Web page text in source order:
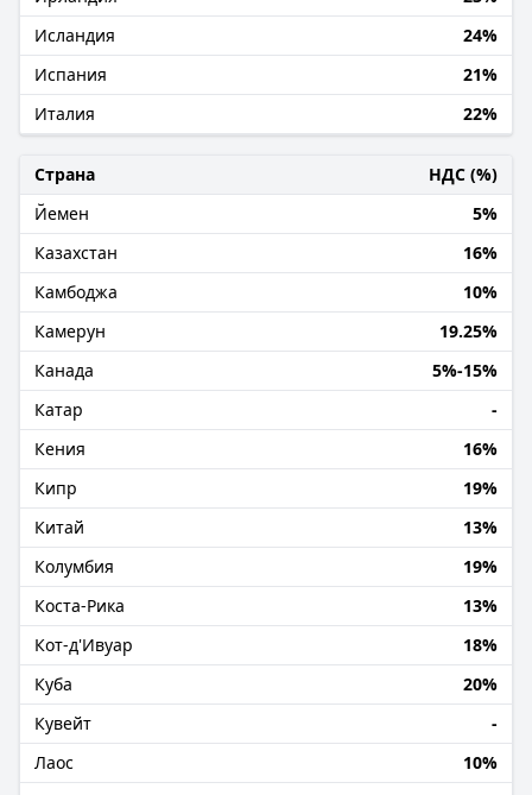
Исландия
24%
Испания
21%
Италия
22%
Страна
НДС (%)
Йемен
5%
Казахстан
16%
Камбоджа
10%
Камерун
19.25%
Канада
5%-15%
Катар
-
Кения
16%
Кипр
19%
Китай
13%
Колумбия
19%
Коста-Рика
13%
Кот-д'Ивуар
18%
Куба
20%
Кувейт
-
Лаос
10%